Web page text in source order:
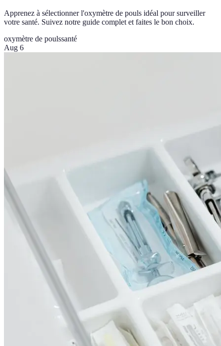
Apprenez à sélectionner l'oxymètre de pouls idéal pour surveiller
votre santé. Suivez notre guide complet et faites le bon choix.
oxymètre de poulssanté
Aug 6